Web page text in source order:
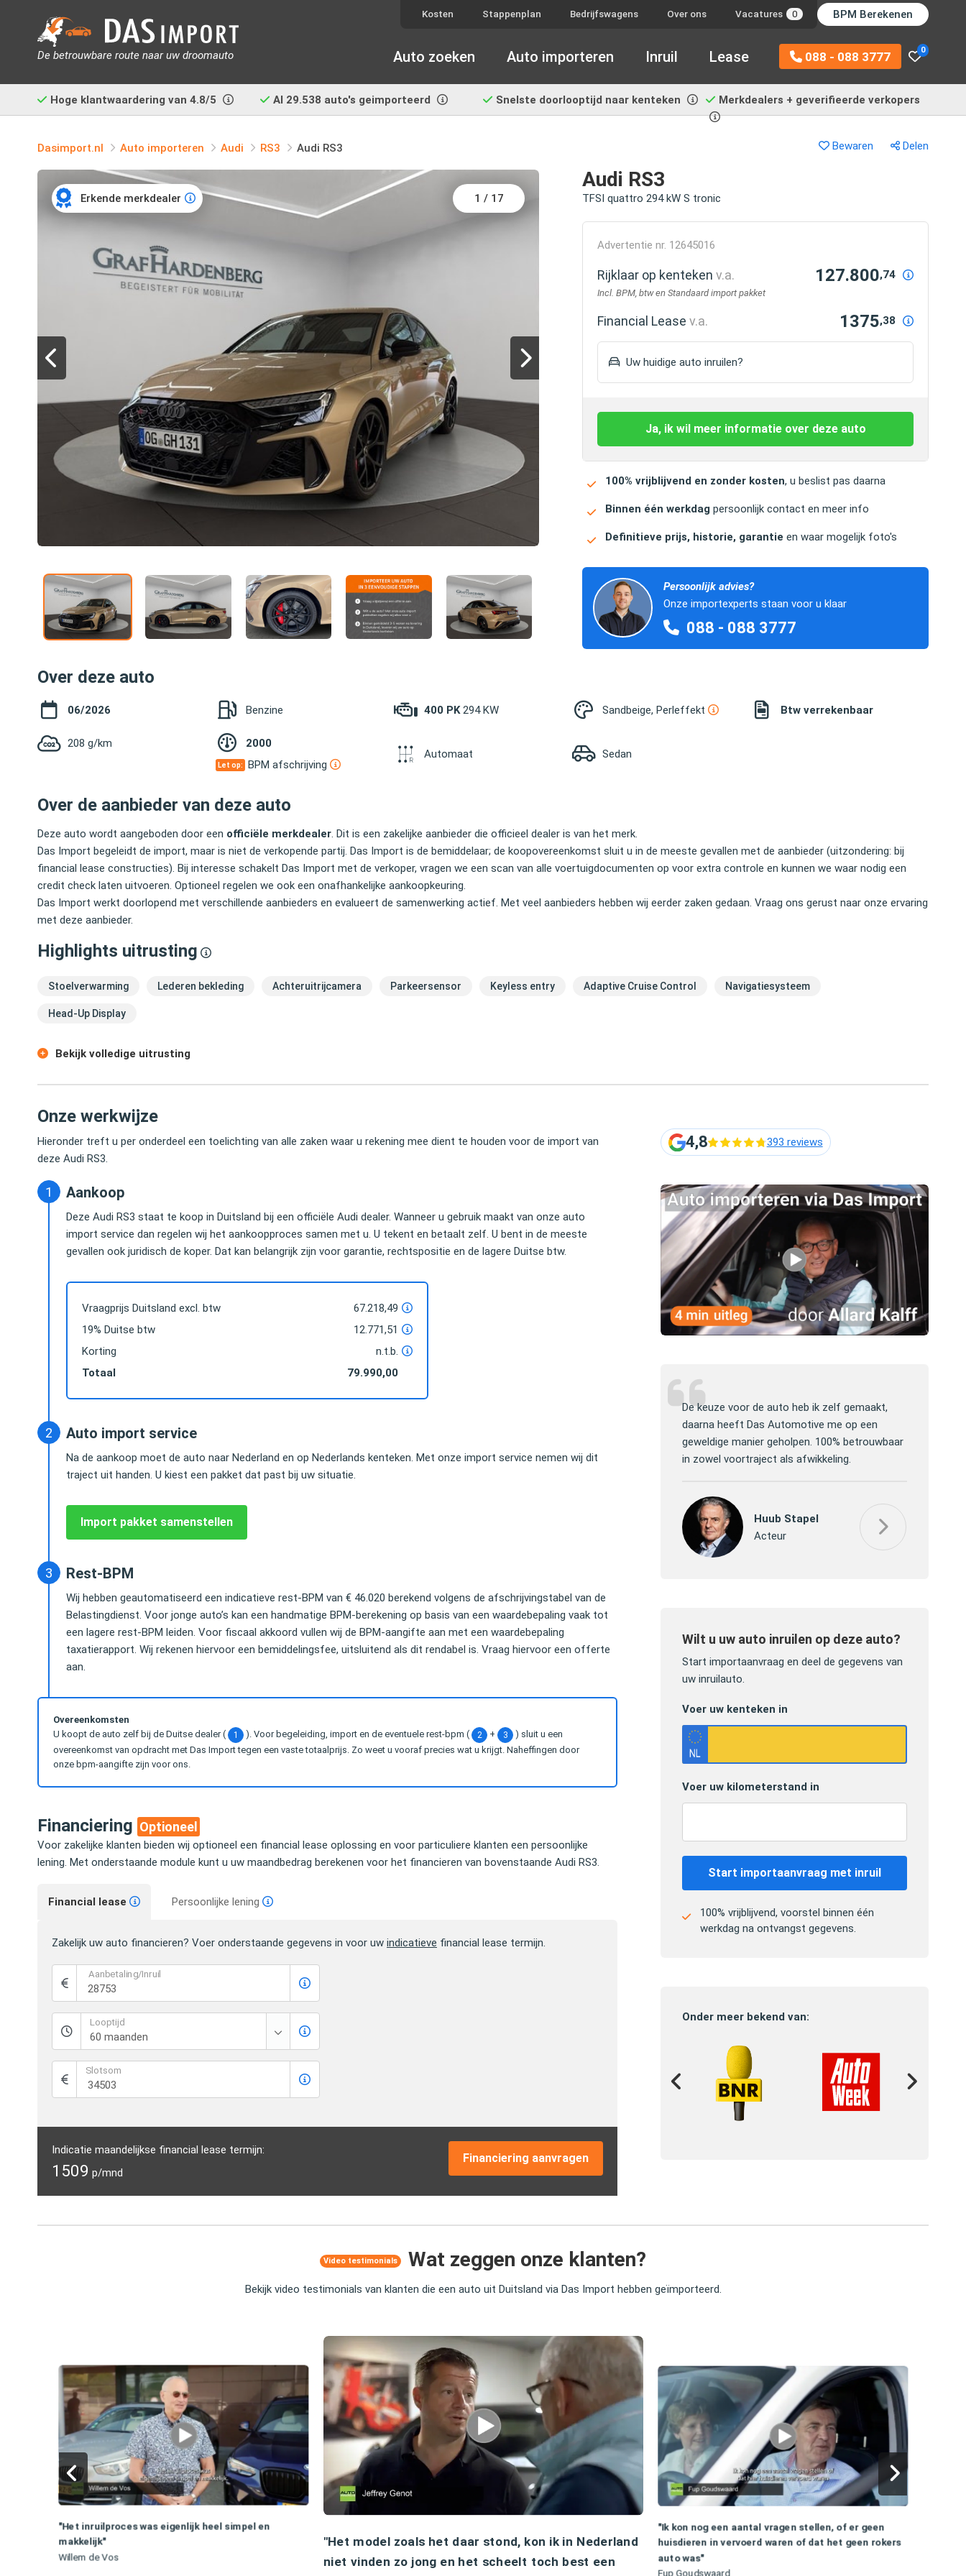
De betrouwbare route naar uw droomauto
Kosten Stappenplan Bedrijfswagens Over ons Vacatures 0 BPM Berekenen
0
088 - 088 3777
Auto zoeken Auto importeren Inruil Lease
Hoge klantwaardering van 4.8/5 Al 29.538 auto's geimporteerd Snelste doorlooptijd naar kenteken Merkdealers + geverifieerde verkopers
Dasimport.nl Auto importeren Audi RS3 Audi RS3 Bewaren Delen
Erkende merkdealer 1 / 17
Audi RS3
TFSI quattro 294 kW S tronic
Advertentie nr. 12645016
Rijklaar op kentekenv.a. 127.800,74
Incl. BPM, btw en Standaard import pakket
Financial Leasev.a. 1375,38
Uw huidige auto inruilen?
Ja, ik wil meer informatie over deze auto
100% vrijblijvend en zonder kosten, u beslist pas daarna
Binnen één werkdag persoonlijk contact en meer info
Definitieve prijs, historie, garantie en waar mogelijk foto's
Persoonlijk advies?
Onze importexperts staan voor u klaar
088 - 088 3777
Over deze auto
06/2026 Benzine 400 PK294 KW Sandbeige, Perleffekt Btw verrekenbaar
208 g/km 2000
Let op: BPM afschrijving
Automaat Sedan
Over de aanbieder van deze auto
Deze auto wordt aangeboden door een officiële merkdealer. Dit is een zakelijke aanbieder die officieel dealer is van het merk.
Das Import begeleidt de import, maar is niet de verkopende partij. Das Import is de bemiddelaar; de koopovereenkomst sluit u in de meeste gevallen met de aanbieder (uitzondering: bij
financial lease constructies). Bij interesse schakelt Das Import met de verkoper, vragen we een scan van alle voertuigdocumenten op voor extra controle en kunnen we waar nodig een
credit check laten uitvoeren. Optioneel regelen we ook een onafhankelijke aankoopkeuring.
Das Import werkt doorlopend met verschillende aanbieders en evalueert de samenwerking actief. Met veel aanbieders hebben wij eerder zaken gedaan. Vraag ons gerust naar onze ervaring
met deze aanbieder.
Highlights uitrusting
Stoelverwarming Lederen bekleding Achteruitrijcamera Parkeersensor Keyless entry Adaptive Cruise Control Navigatiesysteem
Head-Up Display
Bekijk volledige uitrusting
Onze werkwijze
Hieronder treft u per onderdeel een toelichting van alle zaken waar u rekening mee dient te houden voor de import van
deze Audi RS3.
Aankoop
Deze Audi RS3 staat te koop in Duitsland bij een officiële Audi dealer. Wanneer u gebruik maakt van onze auto
import service dan regelen wij het aankoopproces samen met u. U tekent en betaalt zelf. U bent in de meeste
gevallen ook juridisch de koper. Dat kan belangrijk zijn voor garantie, rechtspositie en de lagere Duitse btw.
Vraagprijs Duitsland excl. btw
67.218,49
19% Duitse btw
12.771,51
Korting
n.t.b.
Totaal
79.990,00
Auto import service
Na de aankoop moet de auto naar Nederland en op Nederlands kenteken. Met onze import service nemen wij dit
traject uit handen. U kiest een pakket dat past bij uw situatie.
Import pakket samenstellen
Rest-BPM
Wij hebben geautomatiseerd een indicatieve rest-BPM van € 46.020 berekend volgens de afschrijvingstabel van de
Belastingdienst. Voor jonge auto’s kan een handmatige BPM-berekening op basis van een waardebepaling vaak tot
een lagere rest-BPM leiden. Voor fiscaal akkoord vullen wij de BPM-aangifte aan met een waardebepaling
taxatierapport. Wij rekenen hiervoor een bemiddelingsfee, uitsluitend als dit rendabel is. Vraag hiervoor een offerte
aan.
Overeenkomsten
U koopt de auto zelf bij de Duitse dealer (
1 ). Voor begeleiding, import en de eventuele rest-bpm ( 2 + 3
) sluit u een
overeenkomst van opdracht met Das Import tegen een vaste totaalprijs. Zo weet u vooraf precies wat u krijgt. Naheffingen door
onze bpm-aangifte zijn voor ons.
Financiering Optioneel
Voor zakelijke klanten bieden wij optioneel een financial lease oplossing en voor particuliere klanten een persoonlijke
lening. Met onderstaande module kunt u uw maandbedrag berekenen voor het financieren van bovenstaande Audi RS3.
Financial lease Persoonlijke lening
Zakelijk uw auto financieren? Voer onderstaande gegevens in voor uw indicatieve financial lease termijn.
Aanbetaling/Inruil
Looptijd
Slotsom
Indicatie maandelijkse financial lease termijn:
1509 p/mnd
Financiering aanvragen
4,8 393 reviews
goede prijs. Alles netjes geregeld, hassle free,
geen omkijken naar. En heel betrouwbaar.
Advocaat / Shareholder @
Greenberg Traurig, LLP
iedereen kunnen aanraden.
Lex Douze
grens te komen.
De keuze voor de auto heb ik zelf gemaakt,
daarna heeft Das Automotive me op een
geweldige manier geholpen. 100% betrouwbaar
in zowel voortraject als afwikkeling.
Huub Stapel
Acteur
Wilt u uw auto inruilen op deze auto?
Start importaanvraag en deel de gegevens van
uw inruilauto.
Voer uw kenteken in
Voer uw kilometerstand in
Start importaanvraag met inruil
100% vrijblijvend, voorstel binnen één
werkdag na ontvangst gegevens.
Onder meer bekend van:
Video testimonials Wat zeggen onze klanten?
Bekijk video testimonials van klanten die een auto uit Duitsland via Das Import hebben geïmporteerd.
"Het inruilproces was eigenlijk heel simpel en
makkelijk"
Willem de Vos
"Het model zoals het daar stond, kon ik in Nederland
niet vinden zo jong en het scheelt toch best een
"Ik kon nog een aantal vragen stellen, of er geen
huisdieren in vervoerd waren of dat het geen rokers
auto was"